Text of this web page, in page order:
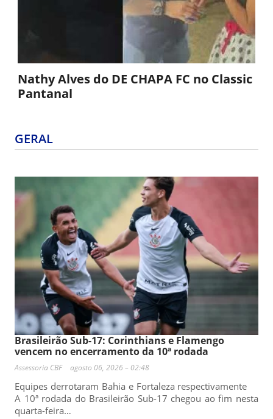
preparação da Seleção Sub-17 para o Mundial
Paraíba World Beach Games: Brasil conquista título da Copa
Nathy Alves do DE CHAPA FC no Classic
Pantanal
GERAL
Brasileirão Sub-17: Corinthians e Flamengo
vencem no encerramento da 10ª rodada
Assessoria CBF agosto 06, 2026 – 02:48
Equipes derrotaram Bahia e Fortaleza respectivamente
A 10ª rodada do Brasileirão Sub-17 chegou ao fim nesta
quarta-feira…